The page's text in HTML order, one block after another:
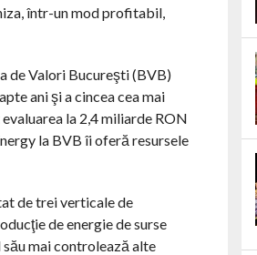
într-un mod profitabil,
de Valori Bucureşti (BVB)
ani şi a cincea cea mai
la 2,4 miliarde RON
la BVB îi oferă resursele
de trei verticale de
de energie de surse
său mai controlează alte